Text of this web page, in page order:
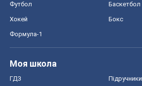
Футбол Баскетбол
Хокей Бокс
Формула-1
Моя школа
ГДЗ Підручники